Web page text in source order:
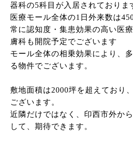
器科の5科目が入居されておりま
医療モール全体の1日外来数は
常に認知度・集患効果の高い医
膚科も開院予定でございます
モール全体の相乗効果により、
る物件でございます。
敷地面積は2000坪を超えており
ございます。
近隣だけではなく、印西市外か
して、期待できます。